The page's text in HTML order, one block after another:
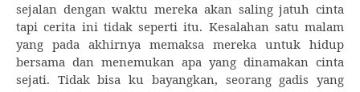
sejalan dengan waktu mereka akan saling jatuh cinta
tapi cerita ini tidak seperti itu. Kesalahan satu malam
yang pada akhirnya memaksa mereka untuk hidup
bersama dan menemukan apa yang dinamakan cinta
sejati. Tidak bisa ku bayangkan, seorang gadis yang